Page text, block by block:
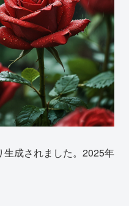
成されました。2025年